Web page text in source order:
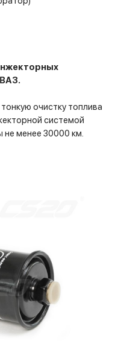
очистку топлива
системой
менее 30000 км.